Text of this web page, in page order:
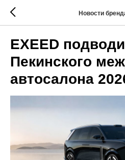
Новости
EXEED
Пекинского
автосалона